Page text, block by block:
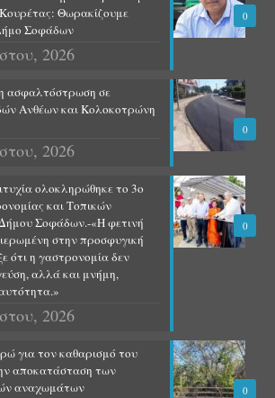
0
Θωρακίζουμε
Σοφάδων
2026
0
ασφαλτόστρωση σε
Ανθέων και Κολοκοτρώνη
2026
0
ολοκληρώθηκε το 3ο
και Τοπικών
Σοφάδων.-«Η φετινή
στην προσφυγική
ότι η γαστρονομία δεν
αλλά και μνήμη,
2026
0
για τον καθαρισμό του
αποκατάσταση των
αναχωμάτων